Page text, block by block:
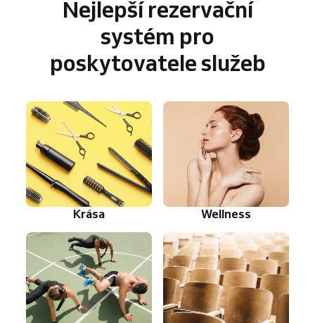
Nejlepší rezervační
systém pro
poskytovatele služeb
Krása Wellness